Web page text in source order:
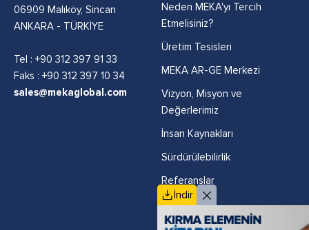
06909 Malıköy, Sincan
ANKARA - TÜRKİYE
Tel : +90 312 397 91 33
Faks : +90 312 397 10 34
sales@mekaglobal.com
Neden MEKA'yı Tercih
Etmelisiniz?
Üretim Tesisleri
MEKA AR-GE Merkezi
Vizyon, Misyon ve
Değerlerimiz
İnsan Kaynakları
Sürdürülebilirlik
Referanslar
Politikalar
İndir